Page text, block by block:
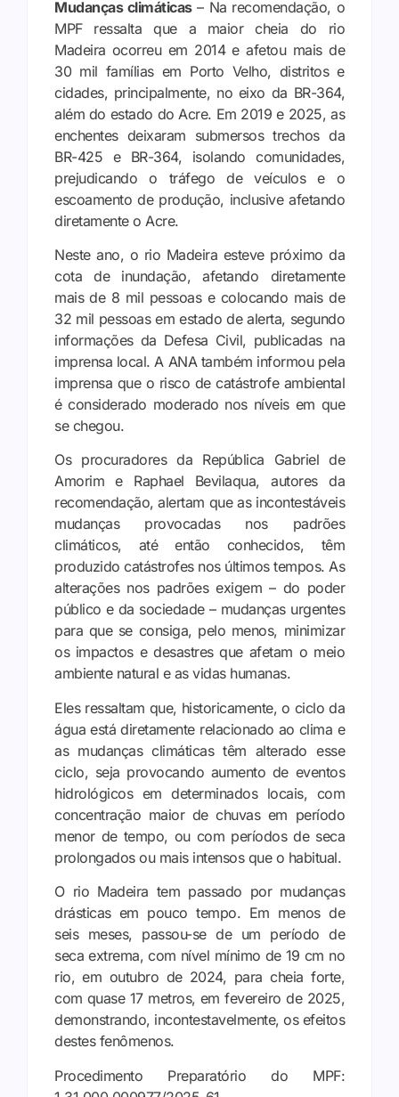
Mudanças climáticas– Na recomendação, o
MPF ressalta que a maior cheia do rio
Madeira ocorreu em 2014 e afetou mais de
30 mil famílias em Porto Velho, distritos e
cidades, principalmente, no eixo da BR-364,
além do estado do Acre. Em 2019 e 2025, as
enchentes deixaram submersos trechos da
BR-425 e BR-364, isolando comunidades,
prejudicando o tráfego de veículos e o
escoamento de produção, inclusive afetando
diretamente o Acre.
Neste ano, o rio Madeira esteve próximo da
cota de inundação, afetando diretamente
mais de 8 mil pessoas e colocando mais de
32 mil pessoas em estado de alerta, segundo
informações da Defesa Civil, publicadas na
imprensa local. A ANA também informou pela
imprensa que o risco de catástrofe ambiental
é considerado moderado nos níveis em que
se chegou.
Os procuradores da República Gabriel de
Amorim e Raphael Bevilaqua, autores da
recomendação, alertam que as incontestáveis
mudanças provocadas nos padrões
climáticos, até então conhecidos, têm
produzido catástrofes nos últimos tempos. As
alterações nos padrões exigem – do poder
público e da sociedade – mudanças urgentes
para que se consiga, pelo menos, minimizar
os impactos e desastres que afetam o meio
ambiente natural e as vidas humanas.
Eles ressaltam que, historicamente, o ciclo da
água está diretamente relacionado ao clima e
as mudanças climáticas têm alterado esse
ciclo, seja provocando aumento de eventos
hidrológicos em determinados locais, com
concentração maior de chuvas em período
menor de tempo, ou com períodos de seca
prolongados ou mais intensos que o habitual.
O rio Madeira tem passado por mudanças
drásticas em pouco tempo. Em menos de
seis meses, passou-se de um período de
seca extrema, com nível mínimo de 19 cm no
rio, em outubro de 2024, para cheia forte,
com quase 17 metros, em fevereiro de 2025,
demonstrando, incontestavelmente, os efeitos
destes fenômenos.
Procedimento Preparatório do MPF: